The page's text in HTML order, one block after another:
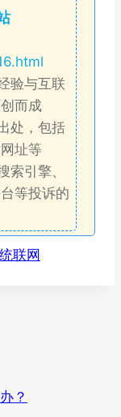
验与互联
而成
处，包括
址等
索引擎、
等投诉的
联网
？